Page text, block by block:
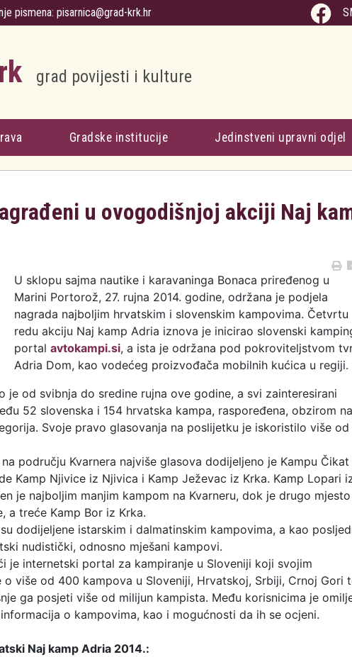
pismena: pisarnica@grad-krk.hr
grad povijesti i kulture
Gradske institucije Jedinstveni upravni odjel
u ovogodišnjoj akciji Naj
U sklopu sajma nautike i karavaninga Bonaca priređenog u
Marini Portorož, 27. rujna 2014. godine, održana je podjela
nagrada najboljim hrvatskim i slovenskim kampovima. Četvrtu
redu akciju Naj kamp Adria iznova je inicirao slovenski
portal avtokampi.si, a ista je održana pod pokroviteljstvom
Adria Dom, kao vodećeg proizvođača mobilnih kućica u regiji.
je od svibnja do sredine rujna ove godine, a svi zainteresirani
52 slovenska i 154 hrvatska kampa, raspoređena, obzirom na
Svoje pravo glasovanja na poslijetku je iskoristilo više od
području Kvarnera najviše glasova dodijeljeno je Kampu Čikat
Kamp Njivice iz Njivica i Kamp Ježevac iz Krka. Kamp Lopari
je najboljim manjim kampom na Kvarneru, dok je drugo mjesto
a treće Kamp Bor iz Krka.
dodijeljene istarskim i dalmatinskim kampovima, a kao
nudistički, odnosno mješani kampovi.
je internetski portal za kampiranje u Sloveniji koji svojim
više od 400 kampova u Sloveniji, Hrvatskoj, Srbiji, Crnoj Gori
ga posjeti više od milijun kampista. Među korisnicima je
o kampovima, kao i mogućnosti da ih se ocjeni.
Naj kamp Adria 2014.: